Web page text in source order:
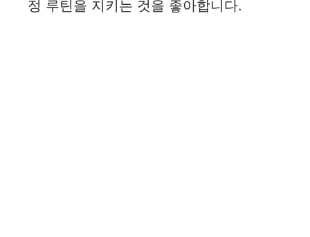
정 루틴을 지키는 것을 좋아합니다.